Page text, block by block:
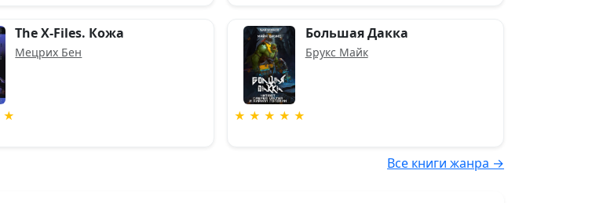
★
The X-Files. Кожа
Мецрих Бен
★ ★ ★ ★ ★
Большая Дакка
Брукс Майк
Все книги жанра →